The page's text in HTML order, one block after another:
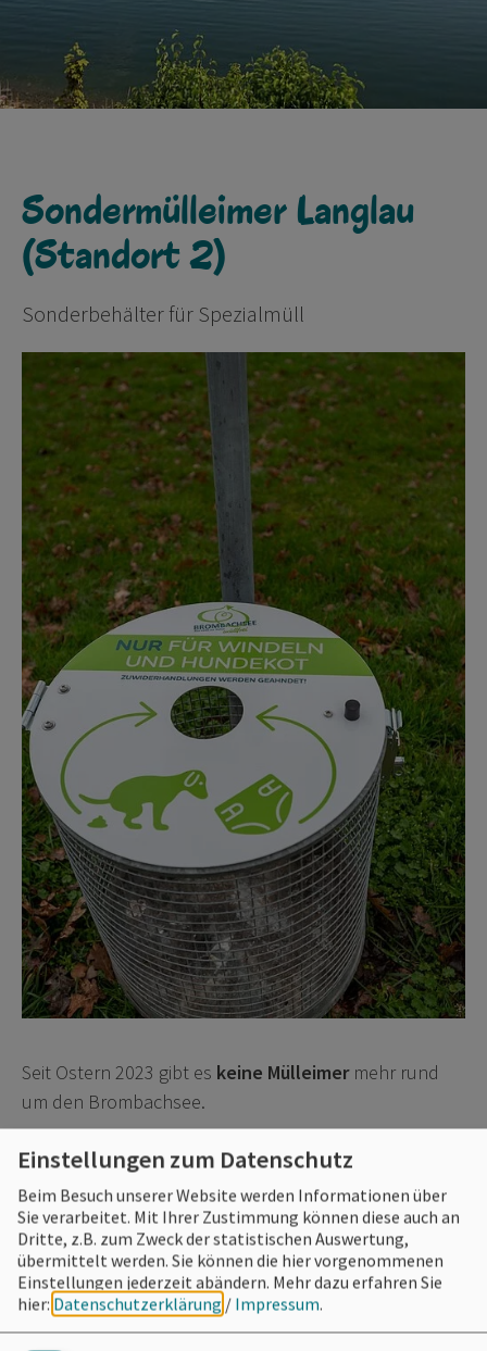
Sondermülleimer Langlau
(Standort 2)
Sonderbehälter für Spezialmüll
Seit Ostern 2023 gibt es keine Mülleimermehr rund
um den Brombachsee.
(Ausnahme: Übernachtungsbereiche wie der
SeeCamping Langlau, die Stellplätze Absberg und
Ramsberg sowie die verschiedenen Hafenanlagen).
Für Spezialmüll wie Windeln und Hundekot
sindSonderbehälteraufgestellt.
Einstellungen zum Datenschutz
Beim Besuch unserer Website werden Informationen über
Sie verarbeitet. Mit Ihrer Zustimmung können diese auch an
Dritte, z.B. zum Zweck der statistischen Auswertung,
übermittelt werden. Sie können die hier vorgenommenen
Einstellungen jederzeit abändern. Mehr dazu erfahren Sie
hier: Datenschutzerklärung / Impressum.